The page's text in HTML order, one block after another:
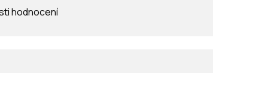
hodnocení